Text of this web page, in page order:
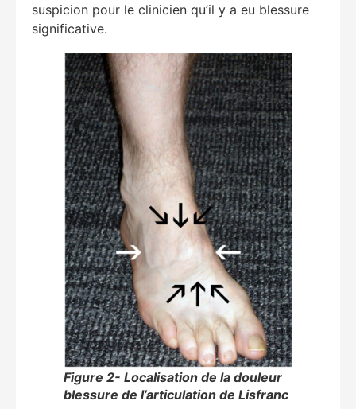
suspicion pour le clinicien qu’il y a eu blessure
significative.
Figure 2- Localisation de la douleur
blessure de l’articulation de Lisfranc